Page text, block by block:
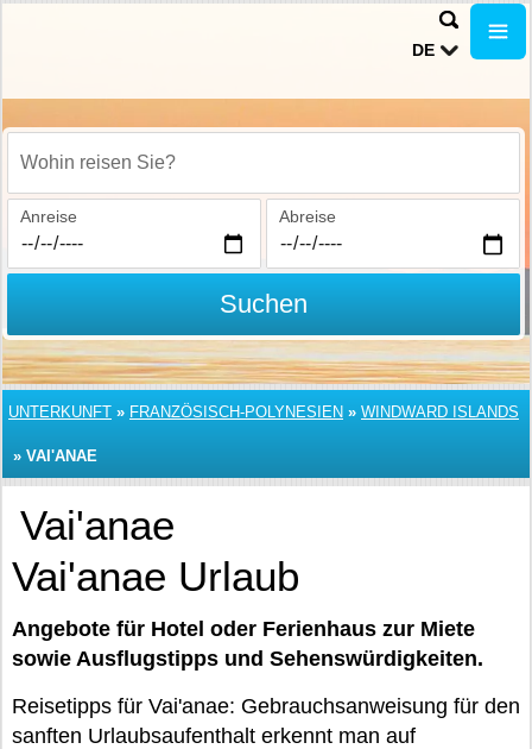
DE
Wohin reisen Sie?
Anreise Abreise
Suchen
UNTERKUNFT » FRANZÖSISCH-POLYNESIEN » WINDWARD ISLANDS
» VAI'ANAE
Vai'anae
Vai'anae Urlaub
Angebote für Hotel oder Ferienhaus zur Miete
sowie Ausflugstipps und Sehenswürdigkeiten.
Reisetipps für Vai'anae: Gebrauchsanweisung für den
sanften Urlaubsaufenthalt erkennt man auf